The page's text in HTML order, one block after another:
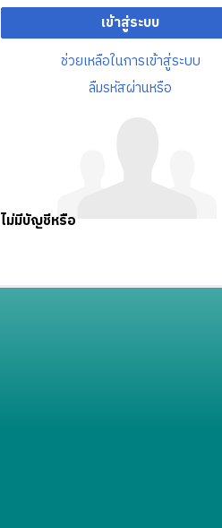
เข้าสู่ระบบ
ช่วยเหลือในการเข้าสู่ระบบ
ลืมรหัสผ่านหรือ
ไม่มีบัญชีหรือ